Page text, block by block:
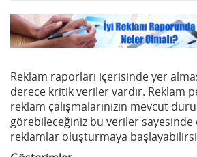
Reklam raporları içerisinde yer
derece kritik veriler vardır. Reklam
reklam çalışmalarınızın mevcut
görebileceğiniz bu veriler sayesinde
reklamlar oluşturmaya